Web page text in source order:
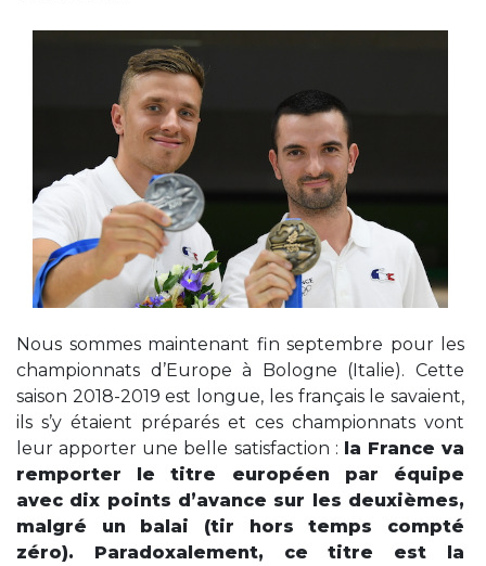
Nous sommes maintenant fin septembre pour les
championnats d’Europe à Bologne (Italie). Cette
saison 2018-2019 est longue, les français le savaient,
ils s’y étaient préparés et ces championnats vont
leur apporter une belle satisfaction : la France va
remporter le titre européen par équipe
avec dix points d’avance sur les deuxièmes,
malgré un balai (tir hors temps compté
zéro). Paradoxalement, ce titre est la